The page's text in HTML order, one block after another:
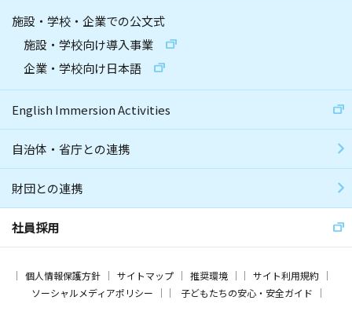
施設・学校・企業での公文式
施設・学校向け導入事業
企業・学校向け日本語
English Immersion Activities
自治体・省庁との連携
財団との連携
社員採用
個人情報保護方針 サイトマップ 推奨環境
サイト利用規約
ソーシャルメディアポリシー
子どもたちの安心・安全ガイド